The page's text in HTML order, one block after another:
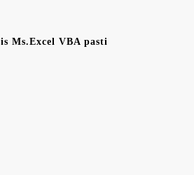
Ms.Excel VBA pasti